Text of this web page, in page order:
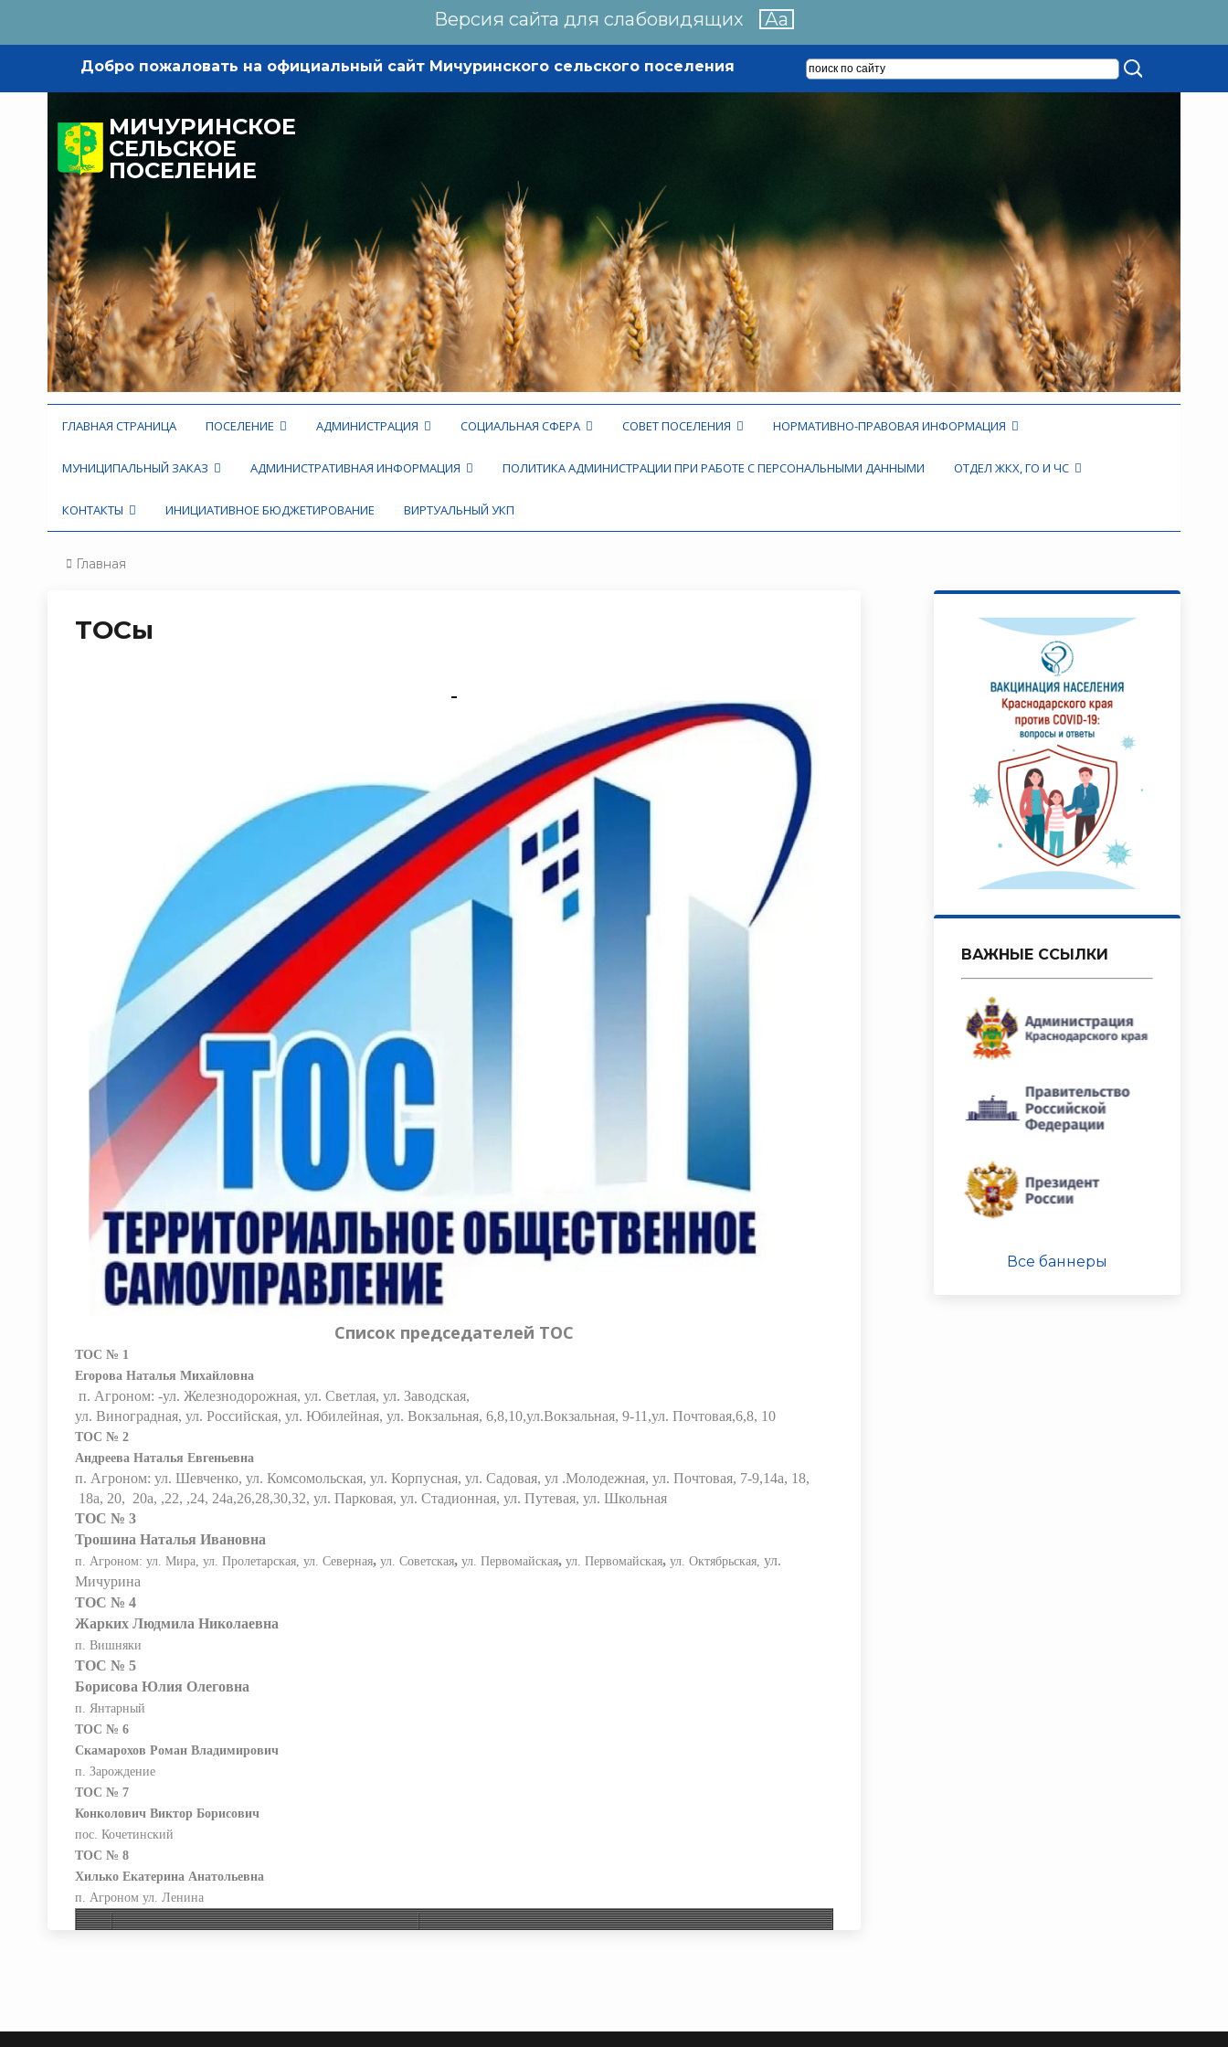
Версия сайта для слабовидящих Аа
Добро пожаловать на официальный сайт Мичуринского сельского поселения
МИЧУРИНСКОЕ
СЕЛЬСКОЕ
ПОСЕЛЕНИЕ
ГЛАВНАЯ СТРАНИЦА ПОСЕЛЕНИЕ АДМИНИСТРАЦИЯ СОЦИАЛЬНАЯ СФЕРА СОВЕТ ПОСЕЛЕНИЯ НОРМАТИВНО-ПРАВОВАЯ ИНФОРМАЦИЯ
МУНИЦИПАЛЬНЫЙ ЗАКАЗ АДМИНИСТРАТИВНАЯ ИНФОРМАЦИЯ ПОЛИТИКА АДМИНИСТРАЦИИ ПРИ РАБОТЕ С ПЕРСОНАЛЬНЫМИ ДАННЫМИ ОТДЕЛ ЖКХ, ГО И ЧС
КОНТАКТЫ ИНИЦИАТИВНОЕ БЮДЖЕТИРОВАНИЕ ВИРТУАЛЬНЫЙ УКП
Главная
ТОСы
Список председателей ТОС
ТОС № 1
Егорова Наталья Михайловна
п. Агроном: -ул. Железнодорожная, ул. Светлая, ул. Заводская,
ул. Виноградная, ул. Российская, ул. Юбилейная, ул. Вокзальная, 6,8,10,ул.Вокзальная, 9-11,ул. Почтовая,6,8, 10
ТОС № 2
Андреева Наталья Евгеньевна
п. Агроном: ул. Шевченко, ул. Комсомольская, ул. Корпусная, ул. Садовая, ул .Молодежная, ул. Почтовая, 7-9,14а, 18,
18а, 20, 20а, ,22, ,24, 24а,26,28,30,32, ул. Парковая, ул. Стадионная, ул. Путевая, ул. Школьная
ТОС № 3
Трошина Наталья Ивановна
п. Агроном: ул. Мира, ул. Пролетарская, ул. Северная, ул. Советская, ул. Первомайская, ул. Первомайская, ул. Октябрьская, ул.
Мичурина
ТОС № 4
Жарких Людмила Николаевна
п. Вишняки
ТОС № 5
Борисова Юлия Олеговна
п. Янтарный
ТОС № 6
Скамарохов Роман Владимирович
п. Зарождение
ТОС № 7
Конколович Виктор Борисович
пос. Кочетинский
ТОС № 8
Хилько Екатерина Анатольевна
п. Агроном ул. Ленина
ВАЖНЫЕ ССЫЛКИ
Все баннеры